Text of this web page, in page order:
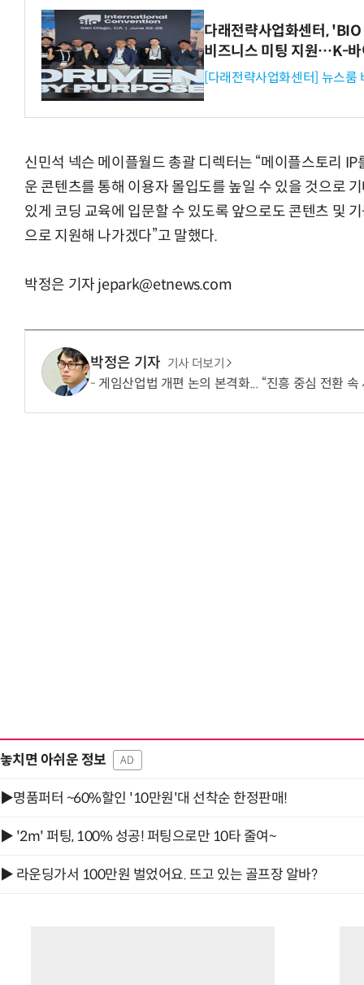
다래전략사업화센터,
비즈니스 미팅 지원…K-바
[다래전략사업화센터] 뉴스룸
신민석 넥슨 메이플월드 총괄 디렉터는 “메이플스토리
운 콘텐츠를 통해 이용자 몰입도를 높일 수 있을 것으로
있게 코딩 교육에 입문할 수 있도록 앞으로도 콘텐츠 및
으로 지원해 나가겠다”고 말했다.
박정은 기자 jepark@etnews.com
박정은 기자 기사 더보기
게임산업법 개편 논의 본격화... “진흥 중심 전환 속
놓치면 아쉬운 정보 AD
▶명품퍼터 ~60%할인 '10만원'대 선착순 한정판매!
▶ '2m' 퍼팅, 100% 성공! 퍼팅으로만 10타 줄여~
▶ 라운딩가서 100만원 벌었어요. 뜨고 있는 골프장 알바?